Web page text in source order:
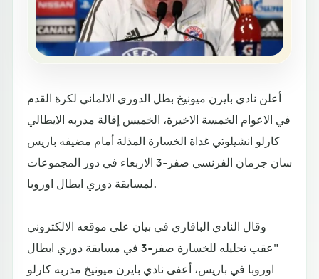
أعلن نادي بايرن ميونيخ بطل الدوري الالماني لكرة القدم
في الاعوام الخمسة الاخيرة، الخميس إقالة مدربه الايطالي
كارلو انشيلوتي غداة الخسارة المذلة أمام مضيفه باريس
سان جرمان الفرنسي صفر-3 الاربعاء في دور المجموعات
لمسابقة دوري ابطال اوروبا.
وقال النادي البافاري في بيان على موقعه الالكتروني
"عقب تحليله للخسارة صفر-3 في مسابقة دوري ابطال
اوروبا في باريس، أعفى نادي بايرن ميونيخ مدربه كارلو